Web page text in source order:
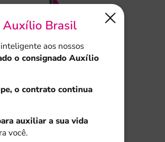
Auxílio Brasil
aos nossos
o consignado Auxílio
o contrato continua
auxiliar a sua vida
você.